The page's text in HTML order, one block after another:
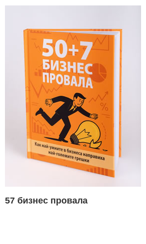
57 бизнес провала